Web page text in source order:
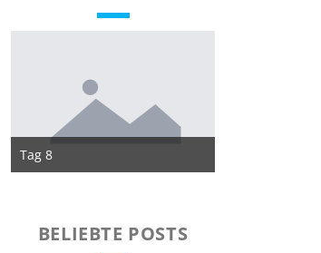
Tag 8
BELIEBTE POSTS